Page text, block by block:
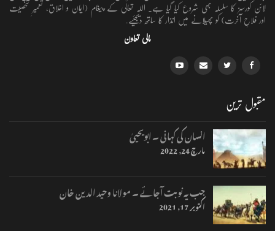
لائن کورسز کا سلسلہ بھی شروع کیا گیا ہے۔ اللہ تعالٰی کے پیغام (ایمان و اخلاق، تعمیرِ شخصیت
اور فلاحِ آخرت) کو پھیلانے میں انذار کا ساتھ دیجئیے.
مالی تعاون
مقبول ترین
انسان کی کہانی ۔ ابویحییٰ
مارچ 24, 2022
جب یہ نوبت آجائے ۔ مولانا وحید الدین خان
اکتوبر 17, 2021